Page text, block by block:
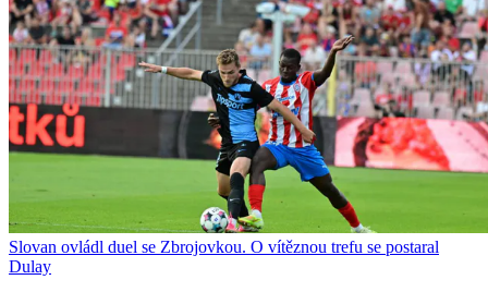
Slovan ovládl duel se Zbrojovkou. O vítěznou trefu se postaral
Dulay